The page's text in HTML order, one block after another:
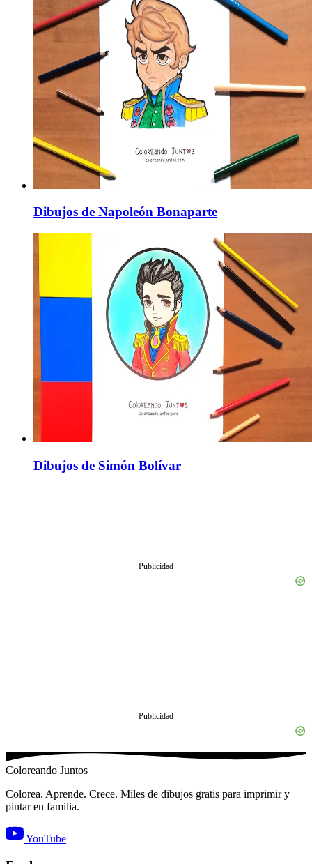
Dibujos de Napoleón Bonaparte
Dibujos de Simón Bolívar
Publicidad
Publicidad
Coloreando Juntos
Colorea. Aprende. Crece. Miles de dibujos gratis para imprimir y
pintar en familia.
YouTube